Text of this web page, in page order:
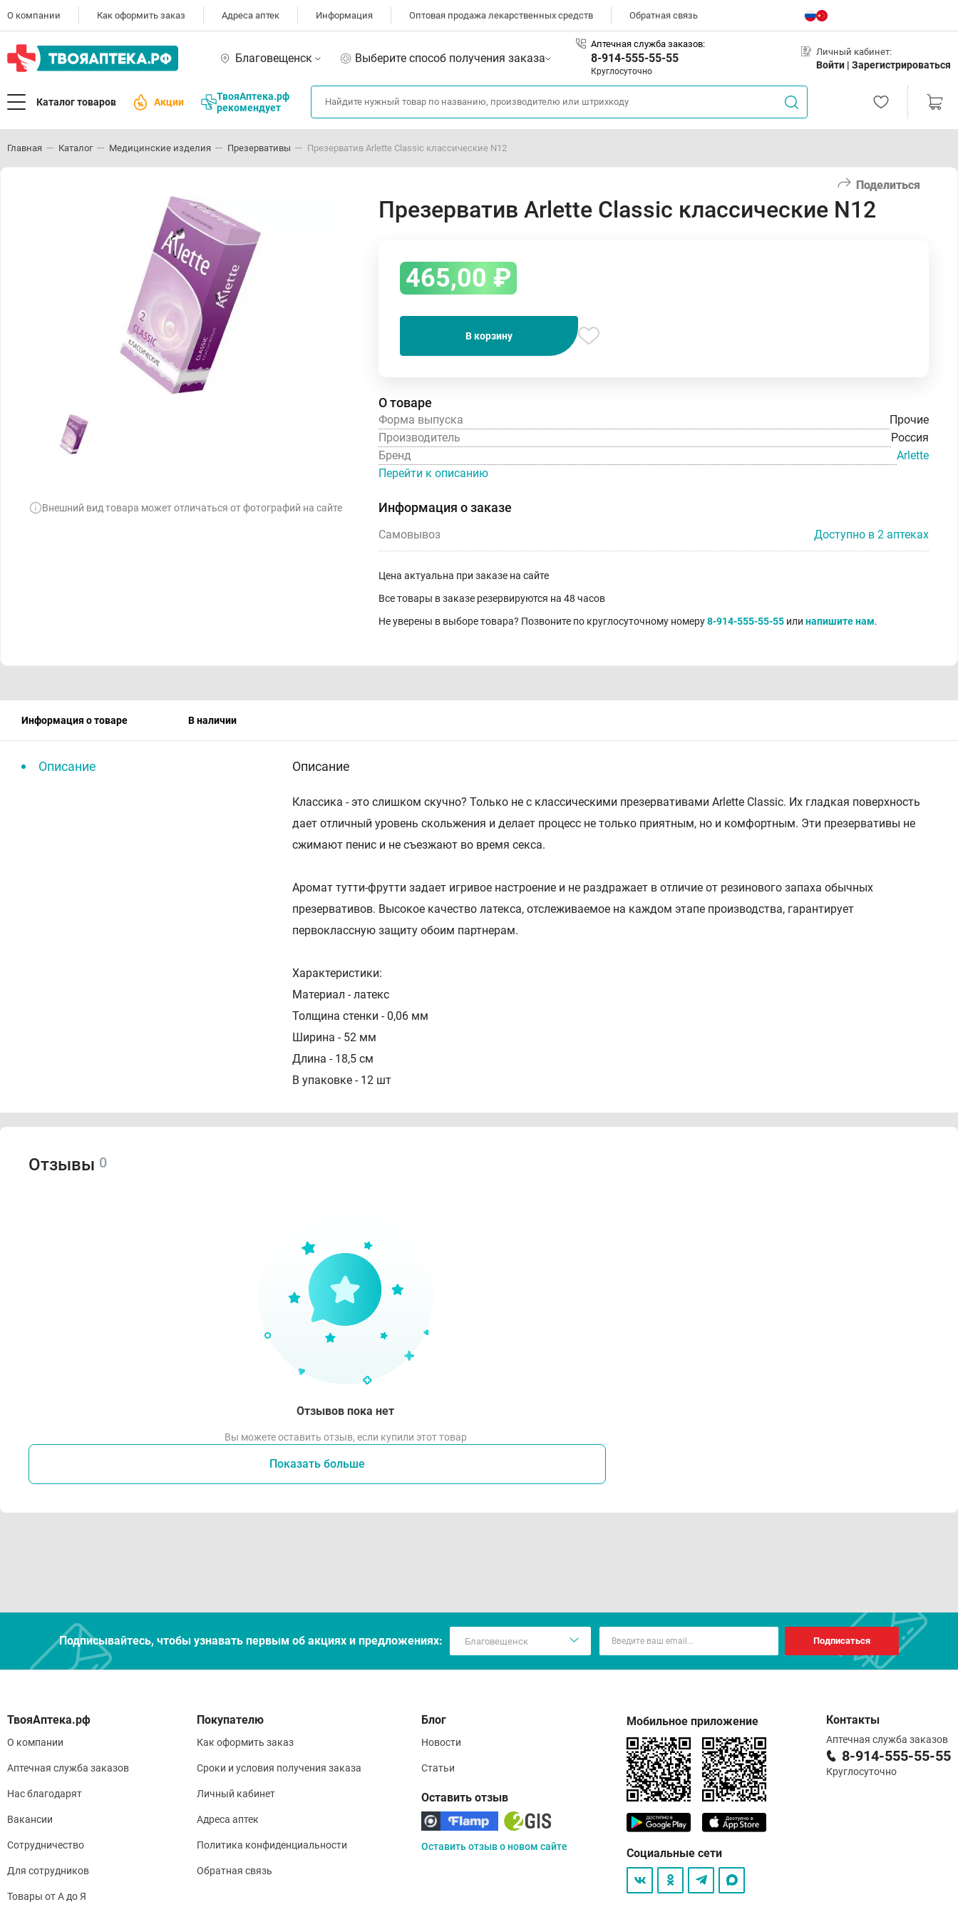
О компании Как оформить заказ Адреса аптек Информация Оптовая продажа лекарственных средств Обратная связь
Благовещенск Выберите способ получения заказа
Аптечная служба заказов:
8-914-555-55-55
Круглосуточно
Личный кабинет:
Войти | Зарегистрироваться
Каталог товаров Акции
ТвояАптека.рф
рекомендует
Главная Каталог Медицинские изделия Презервативы Презерватив Arlette Classic классические N12
Поделиться
Внешний вид товара может отличаться от фотографий на сайте
Презерватив Arlette Classic классические N12
465,00 ₽
В корзину
О товаре
Форма выпуска
Прочие
Производитель
Россия
Бренд
Arlette
Перейти к описанию
Информация о заказе
Самовывоз Доступно в 2 аптеках
Цена актуальна при заказе на сайте
Все товары в заказе резервируются на 48 часов
Не уверены в выборе товара? Позвоните по круглосуточному номеру8-914-555-55-55 или напишите нам.
Информация о товаре В наличии
Описание Описание
Классика - это слишком скучно? Только не с классическими презервативами Arlette Classic. Их гладкая поверхность
дает отличный уровень скольжения и делает процесс не только приятным, но и комфортным. Эти презервативы не
сжимают пенис и не съезжают во время секса.
Аромат тутти-фрутти задает игривое настроение и не раздражает в отличие от резинового запаха обычных
презервативов. Высокое качество латекса, отслеживаемое на каждом этапе производства, гарантирует
первоклассную защиту обоим партнерам.
Характеристики:
Материал - латекс
Толщина стенки - 0,06 мм
Ширина - 52 мм
Длина - 18,5 см
В упаковке - 12 шт
Отзывы 0
Отзывов пока нет
Вы можете оставить отзыв, если купили этот товар
Показать больше
Подписывайтесь, чтобы узнавать первым об акцияx и предложениях: Подписаться
О компании
Аптечная служба заказов
Нас благодарят
Вакансии
Сотрудничество
Для сотрудников
Товары от А до Я
Покупателю
Как оформить заказ
Сроки и условия получения заказа
Личный кабинет
Адреса аптек
Политика конфиденциальности
Обратная связь
Блог
Новости
Статьи
Оставить отзыв
Оставить отзыв о новом сайте
Мобильное приложение
Социальные сети
Контакты
Аптечная служба заказов
8-914-555-55-55
Круглосуточно